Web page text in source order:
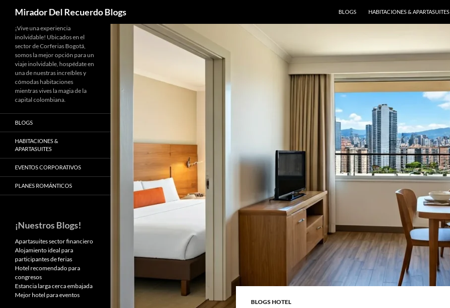
Saltar
contenido
Mirador Del Recuerdo Blogs BLOGS HABITACIONES & APARTASUITES
BLOGS HOTEL
¡Vive una experiencia
inolvidable! Ubicados en el
sector de Corferias Bogotá,
somos la mejor opción para un
viaje inolvidable, hospédate en
una de nuestras increíbles y
cómodas habitaciones
mientras vives la magia de la
capital colombiana.
BLOGS
HABITACIONES &
APARTASUITES
EVENTOS CORPORATIVOS
PLANES ROMÁNTICOS
¡Nuestros Blogs!
Apartasuites sector financiero
Alojamiento ideal para
participantes de ferias
Hotel recomendado para
congresos
Estancia larga cerca embajada
Mejor hotel para eventos